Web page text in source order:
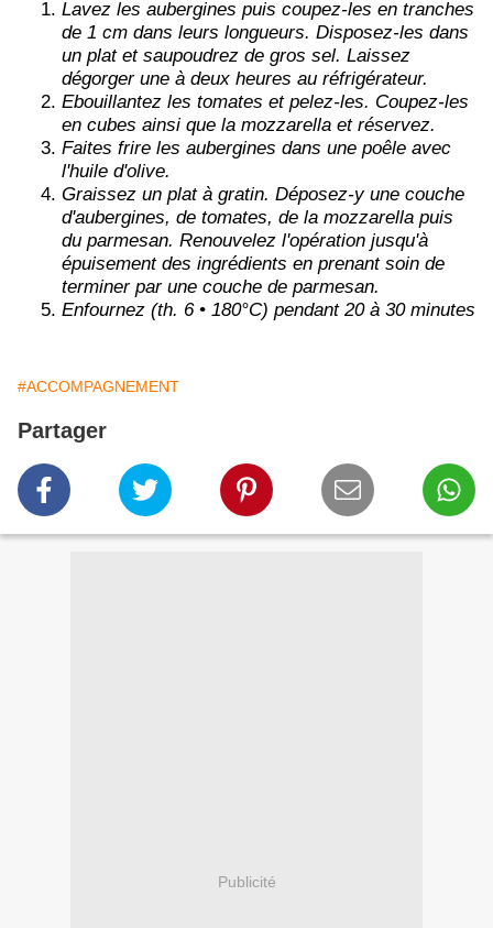
Lavez les aubergines puis coupez-les en tranches
de 1 cm dans leurs longueurs. Disposez-les dans
un plat et saupoudrez de gros sel. Laissez
dégorger une à deux heures au réfrigérateur.
Ebouillantez les tomates et pelez-les. Coupez-les
en cubes ainsi que la mozzarella et réservez.
Faites frire les aubergines dans une poêle avec
l'huile d'olive.
Graissez un plat à gratin. Déposez-y une couche
d'aubergines, de tomates, de la mozzarella puis
du parmesan. Renouvelez l'opération jusqu'à
épuisement des ingrédients en prenant soin de
terminer par une couche de parmesan.
Enfournez (th. 6 • 180°C) pendant 20 à 30 minutes
#ACCOMPAGNEMENT
Partager
Publicité